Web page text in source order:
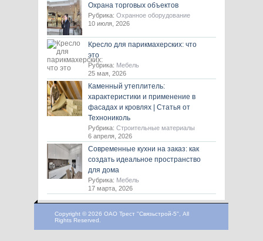
Охрана торговых объектов
Рубрика: Охранное оборудование
10 июля, 2026
Кресло для парикмахерских: что
это
Рубрика: Мебель
25 мая, 2026
Каменный утеплитель:
характеристики и применение в
фасадах и кровлях | Статья от
Технониколь
Рубрика: Строительные материалы
6 апреля, 2026
Современные кухни на заказ: как
создать идеальное пространство
для дома
Рубрика: Мебель
17 марта, 2026
Copyright © 2026 ОАО Трест "Связьстрой-5", All
Rights Reserved.